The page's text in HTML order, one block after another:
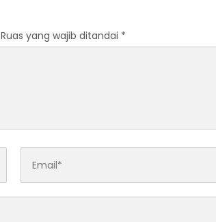
Ruas yang wajib ditandai *